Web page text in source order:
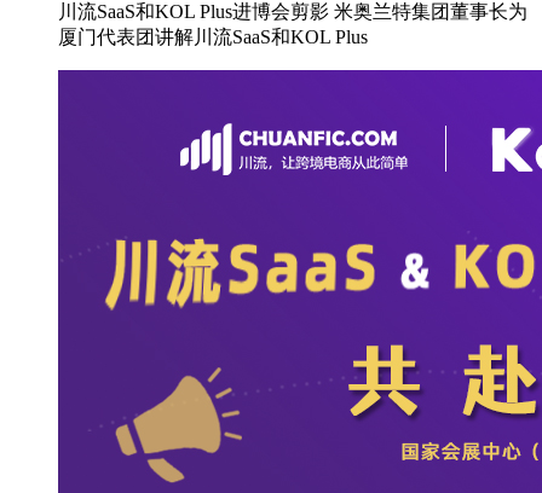
川流SaaS和KOL Plus进博会剪影 米奥兰特集团董事长为
厦门代表团讲解川流SaaS和KOL Plus